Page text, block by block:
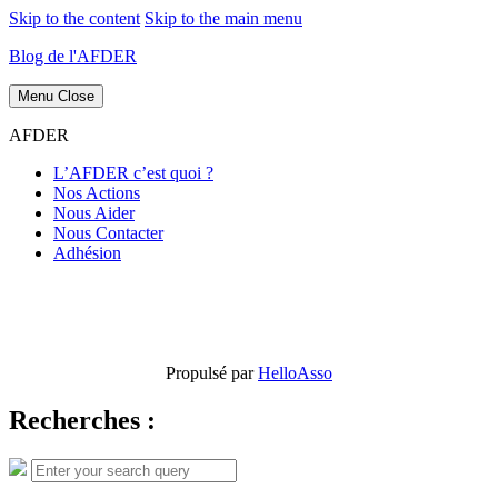
Skip to the content Skip to the main menu
Blog de l'AFDER
Menu Close
AFDER
L’AFDER c’est quoi ?
Nos Actions
Nous Aider
Nous Contacter
Adhésion
Propulsé parHelloAsso
Recherches :
Search
for:
Search